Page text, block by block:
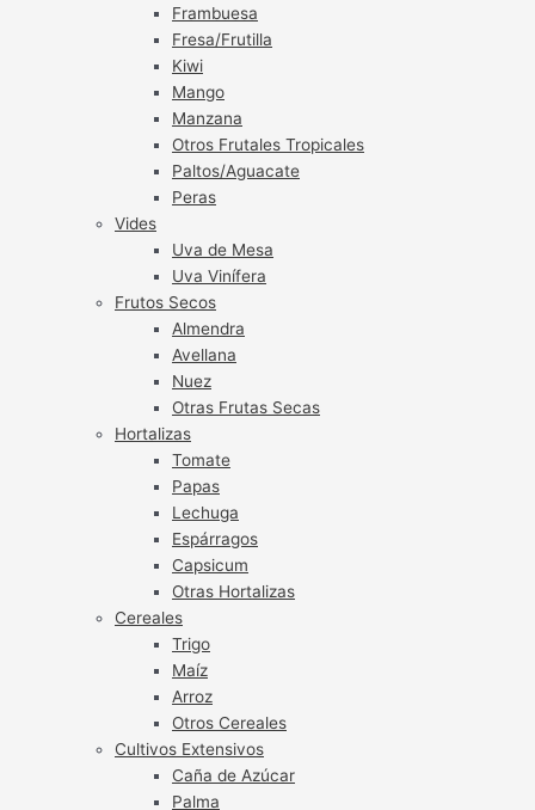
Frambuesa
Fresa/Frutilla
Kiwi
Mango
Manzana
Otros Frutales Tropicales
Paltos/Aguacate
Peras
Vides
Uva de Mesa
Uva Vinífera
Frutos Secos
Almendra
Avellana
Nuez
Otras Frutas Secas
Hortalizas
Tomate
Papas
Lechuga
Espárragos
Capsicum
Otras Hortalizas
Cereales
Trigo
Maíz
Arroz
Otros Cereales
Cultivos Extensivos
Caña de Azúcar
Palma